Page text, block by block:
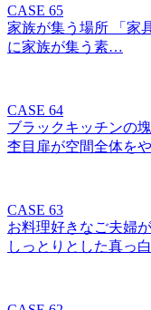
CASE 65
家族が集う場所 「家
に家族が集う素…
CASE 64
ブラックキッチンの
杢目扉が空間全体を
CASE 63
お料理好きなご夫婦
しっとりとした真っ